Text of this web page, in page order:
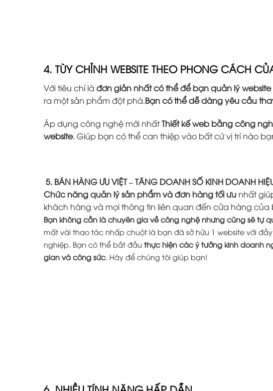
4. TÙY CHỈNH WEBSITE THEO PHONG CÁCH
Với tiêu chí là đơn giản nhất có thể để bạn quản lý
ra một sản phẩm đột phá.Bạn có thể dễ dàng yêu cầu
Áp dụng công nghệ mới nhấtThiết kế web bằng công
website. Giúp bạn có thể can thiệp vào bất cứ vị trí nào
5. BÁN HÀNG ƯU VIỆT – TĂNG DOANH SỐ KINH DOANH
Chức năng quản lý sản phẩm và đơn hàng tối ưu nhất
khách hàng và mọi thông tin liên quan đến cửa hàng
Bạn không cần là chuyên gia về công nghệ nhưng cũng sẽ tự
mất vài thao tác nhấp chuột là bạn đã sở hữu 1 website với
nghiệp. Bạn có thể bắt đầu thực hiện các ý tưởng kinh doanh
gian và công sức. Hãy để chúng tôi giúp bạn!